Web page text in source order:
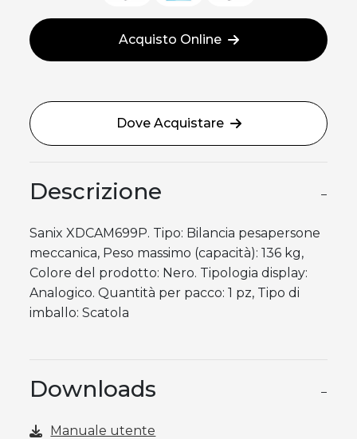
Acquisto Online
Dove Acquistare
Descrizione −
Sanix XDCAM699P. Tipo: Bilancia pesapersone
meccanica, Peso massimo (capacità): 136 kg,
Colore del prodotto: Nero. Tipologia display:
Analogico. Quantità per pacco: 1 pz, Tipo di
imballo: Scatola
Downloads −
Manuale utente